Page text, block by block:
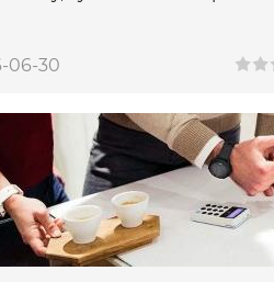
06-30